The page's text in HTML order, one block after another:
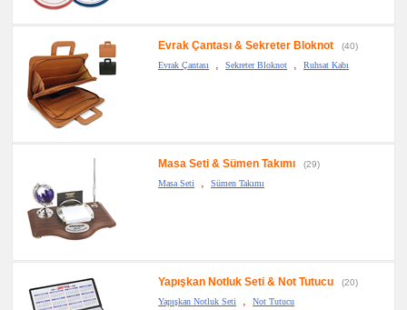
Evrak Çantası & Sekreter Bloknot
(40)
Evrak Çantası
, Sekreter Bloknot , Ruhsat Kabı
Masa Seti & Sümen Takımı
(29)
Masa Seti
, Sümen Takımı
Yapışkan Notluk Seti & Not Tutucu
(20)
Yapışkan Notluk Seti
, Not Tutucu